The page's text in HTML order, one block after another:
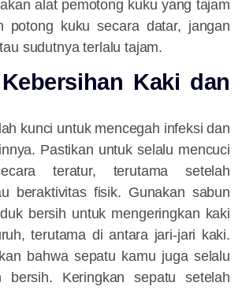
alat pemotong kuku yang tajam
potong kuku secara datar, jangan
sudutnya terlalu tajam.
Kaki dan
kunci untuk mencegah infeksi dan
Pastikan untuk selalu mencuci
teratur, terutama setelah
beraktivitas fisik. Gunakan sabun
bersih untuk mengeringkan kaki
terutama di antara jari-jari kaki.
bahwa sepatu kamu juga selalu
bersih. Keringkan sepatu setelah